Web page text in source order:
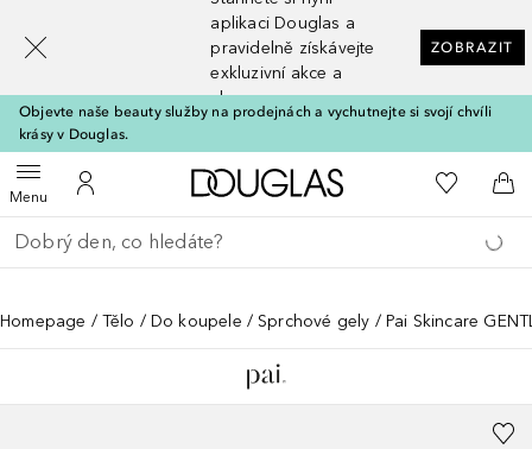
aplikaci Douglas a
pravidelně získávejte
exkluzivní akce a
slevy
ZOBRAZIT
Objevte naše beauty služby na prodejnách a vychutnejte si svojí chvíli
krásy v Douglas.
MenuOtevřít menuK mému účtu
Domů K mému
Do
Vraťte se
Proveďte vyhledávání
Homepage Tělo Do koupele Sprchové gely Pai Skincare
[navigation.slideout.screenreader]